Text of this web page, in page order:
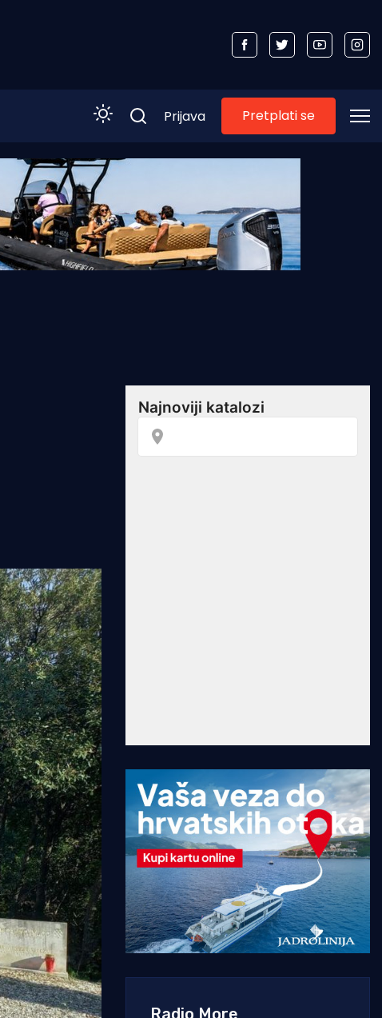
Prijava Pretplati se
Radio More